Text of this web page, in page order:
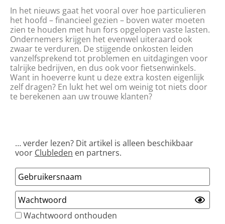
In het nieuws gaat het vooral over hoe particulieren
het hoofd – financieel gezien – boven water moeten
zien te houden met hun fors opgelopen vaste lasten.
Ondernemers krijgen het evenwel uiteraard ook
zwaar te verduren. De stijgende onkosten leiden
vanzelfsprekend tot problemen en uitdagingen voor
talrijke bedrijven, en dus ook voor fietsenwinkels.
Want in hoeverre kunt u deze extra kosten eigenlijk
zelf dragen? En lukt het wel om weinig tot niets door
te berekenen aan uw trouwe klanten?
… verder lezen? Dit artikel is alleen beschikbaar
voor Clubleden en partners.
Wachtwoord onthouden